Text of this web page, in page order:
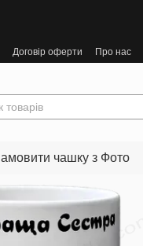
Договір оферти Про нас
чашку з Фото